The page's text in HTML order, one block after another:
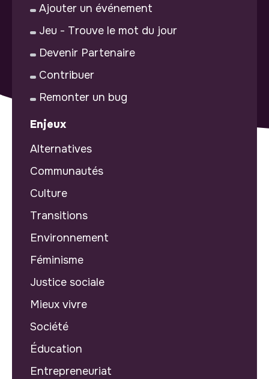
Ajouter un événement
Jeu - Trouve le mot du jour
Devenir Partenaire
Contribuer
Remonter un bug
Enjeux
Alternatives
Communautés
Culture
Transitions
Environnement
Féminisme
Justice sociale
Mieux vivre
Société
Éducation
Entrepreneuriat